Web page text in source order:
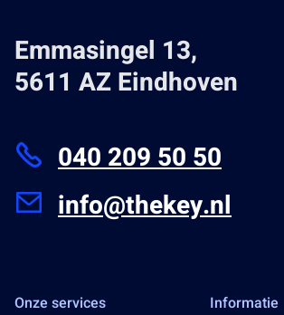
Emmasingel 13,
5611 AZ Eindhoven
040 209 50 50
info@thekey.nl
Onze services Informatie